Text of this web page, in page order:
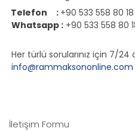
Telefon : +90 533 558 80 18
Whatsapp : +90 533 558 80
Her türlü sorularınız için 7/24
info@rammaksononline.com
İletişim Formu